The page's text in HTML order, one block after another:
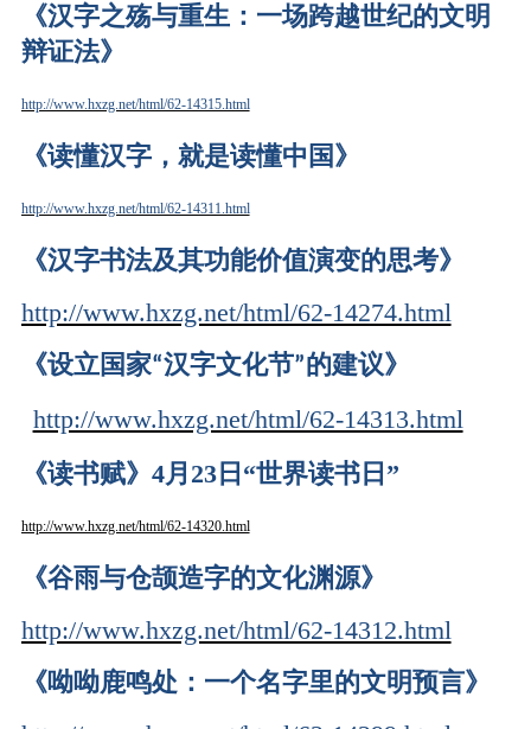
《汉字之殇与重生：一场跨越世纪的文明
辩证法》
http://www.hxzg.net/html/62-14315.html
《读懂汉字，就是读懂中国》
http://www.hxzg.net/html/62-14311.html
《汉字书法及其功能价值演变的思考》
http://www.hxzg.net/html/62-14274.html
《设立国家“汉字文化节”的建议》
http://www.hxzg.net/html/62-14313.html
《读书赋》4月23日“世界读书日”
http://www.hxzg.net/html/62-14320.html
《谷雨与仓颉造字的文化渊源》
http://www.hxzg.net/html/62-14312.html
《呦呦鹿鸣处：一个名字里的文明预言》